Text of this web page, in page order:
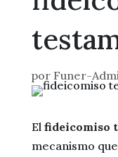
por Funer-
Elfideicomiso
mecanismo